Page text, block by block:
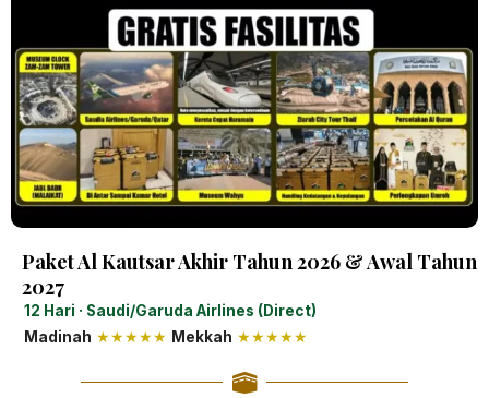
Paket Al Kautsar Akhir Tahun 2026 & Awal Tahun
2027
12 Hari · Saudi/Garuda Airlines (Direct)
Madinah ★★★★★ Mekkah ★★★★★